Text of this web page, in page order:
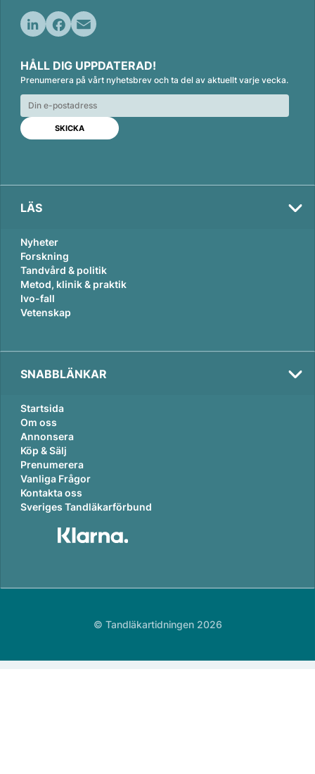
n
k
e
d
n
c
e
b
o
o
k
a
i
l
HÅLL DIG UPPDATERAD!
Prenumerera på vårt nyhetsbrev och ta del av aktuellt varje vecka.
LÄS
Nyheter
Forskning
Tandvård & politik
Metod, klinik & praktik
Ivo-fall
Vetenskap
SNABBLÄNKAR
Startsida
Om oss
Annonsera
Köp & Sälj
Prenumerera
Vanliga Frågor
Kontakta oss
Sveriges Tandläkarförbund
© Tandläkartidningen 2026